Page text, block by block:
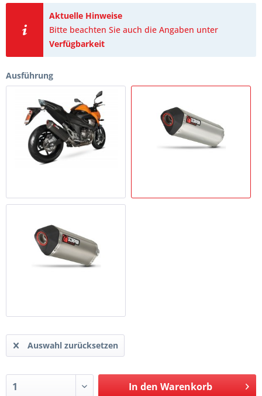
Aktuelle Hinweise
Bitte beachten Sie auch die Angaben unter
Verfügbarkeit
Ausführung
Auswahl zurücksetzen
In den Warenkorb